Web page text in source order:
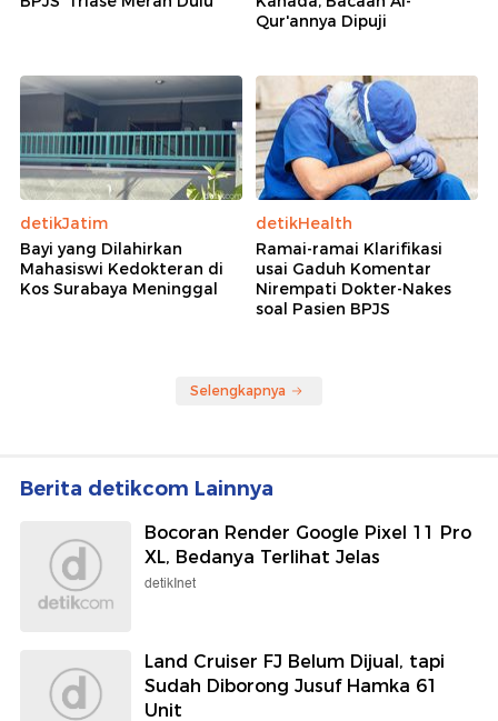
Qur'annya Dipuji
detikJatim
Bayi yang Dilahirkan
Mahasiswi Kedokteran di
Kos Surabaya Meninggal
detikHealth
Ramai-ramai Klarifikasi
usai Gaduh Komentar
Nirempati Dokter-Nakes
soal Pasien BPJS
Selengkapnya
Berita detikcom Lainnya
Bocoran Render Google Pixel 11 Pro
XL, Bedanya Terlihat Jelas
detikInet
Land Cruiser FJ Belum Dijual, tapi
Sudah Diborong Jusuf Hamka 61
Unit